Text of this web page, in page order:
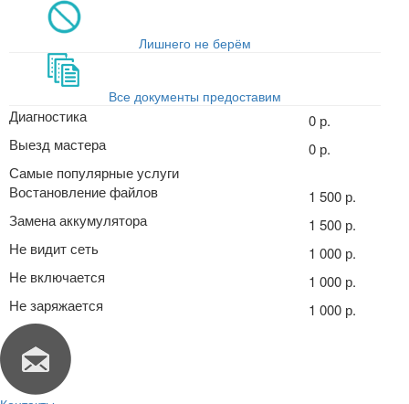
Лишнего не берём
Все документы предоставим
Диагностика
0 р.
Выезд мастера
0 р.
Самые популярные услуги
Востановление файлов
1 500 р.
Замена аккумулятора
1 500 р.
Не видит сеть
1 000 р.
Не включается
1 000 р.
Не заряжается
1 000 р.